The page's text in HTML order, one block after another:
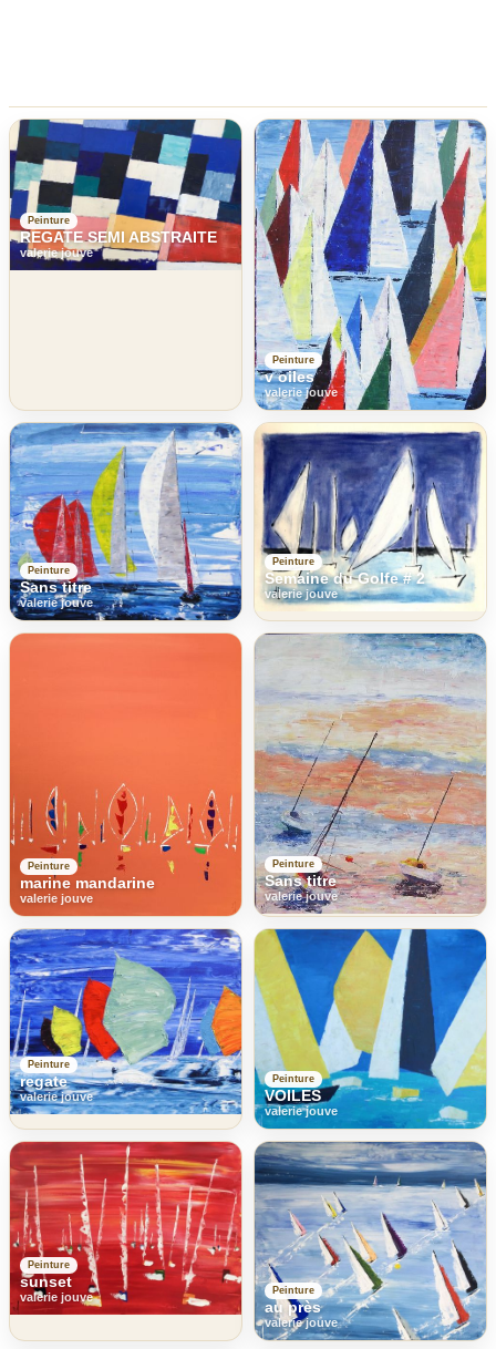
Peinture
REGATE SEMI ABSTRAITE
valerie jouve
Peinture
v oiles
valerie jouve
Peinture
Sans titre
valerie jouve
Peinture
Semaine du Golfe # 2
valerie jouve
Peinture
marine mandarine
valerie jouve
Peinture
Sans titre
valerie jouve
Peinture
regate
valerie jouve
Peinture
VOILES
valerie jouve
Peinture
sunset
valerie jouve
Peinture
au près
valerie jouve